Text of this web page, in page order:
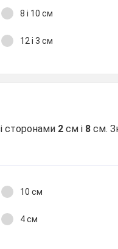
8 і 10 см
12 і 3 см
сторонами 2 см і 8см.
10 см
4 см